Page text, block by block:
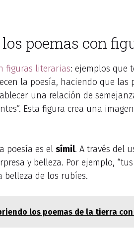
los poemas con
figuras literarias: ejemplos que
la poesía, haciendo que
una relación de
Esta figura crea una
poesía es el símil. A través del
y belleza. Por ejemplo,
belleza de los rubíes.
los poemas de la tierra